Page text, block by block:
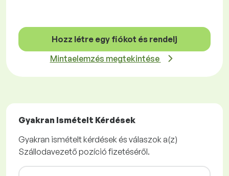
Hozz létre egy fiókot és rendelj
Mintaelemzés megtekintése
Gyakran Ismételt Kérdések
Gyakran ismételt kérdések és válaszok a(z)
Szállodavezető pozíció fizetéséről.